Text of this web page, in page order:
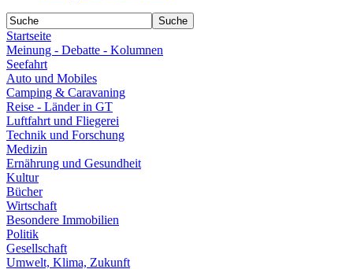
Startseite
Meinung - Debatte - Kolumnen
Seefahrt
Auto und Mobiles
Camping & Caravaning
Reise - Länder in GT
Luftfahrt und Fliegerei
Technik und Forschung
Medizin
Ernährung und Gesundheit
Kultur
Bücher
Wirtschaft
Besondere Immobilien
Politik
Gesellschaft
Umwelt, Klima, Zukunft